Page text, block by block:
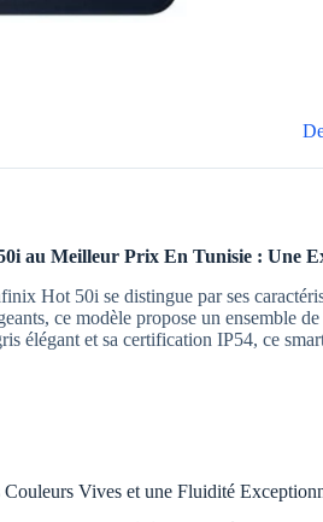
au Meilleur Prix En Tunisie : Une
Hot 50i se distingue par ses
ce modèle propose un ensemble
élégant et sa certification IP54, ce
Vives et une Fluidité